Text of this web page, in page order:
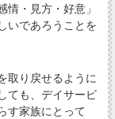
・見方・好意」
いであろうことを
取り戻せるように
ても、デイサービ
す家族にとって